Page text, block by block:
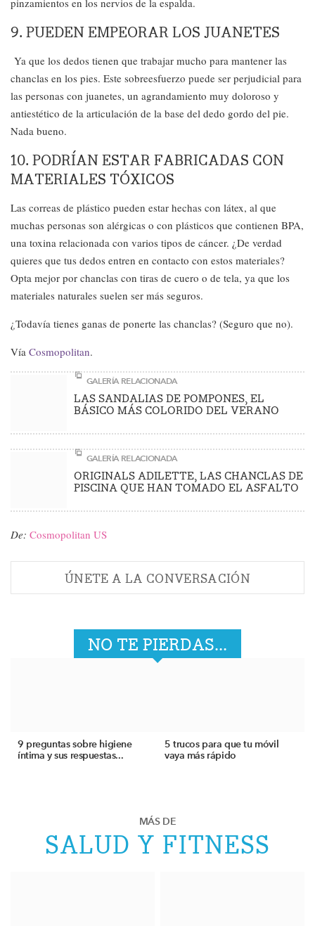
pinzamientos en los nervios de la espalda.
9. PUEDEN EMPEORAR LOS JUANETES
Ya que los dedos tienen que trabajar mucho para mantener las
chanclas en los pies. Este sobreesfuerzo puede ser perjudicial para
las personas con juanetes, un agrandamiento muy doloroso y
antiestético de la articulación de la base del dedo gordo del pie.
Nada bueno.
10. PODRÍAN ESTAR FABRICADAS CON
MATERIALES TÓXICOS
Las correas de plástico pueden estar hechas con látex, al que
muchas personas son alérgicas o con plásticos que contienen BPA,
una toxina relacionada con varios tipos de cáncer. ¿De verdad
quieres que tus dedos entren en contacto con estos materiales?
Opta mejor por chanclas con tiras de cuero o de tela, ya que los
materiales naturales suelen ser más seguros.
¿Todavía tienes ganas de ponerte las chanclas? (Seguro que no).
Vía Cosmopolitan.
GALERÍA RELACIONADA
LAS SANDALIAS DE POMPONES, EL
BÁSICO MÁS COLORIDO DEL VERANO
GALERÍA RELACIONADA
ORIGINALS ADILETTE, LAS CHANCLAS DE
PISCINA QUE HAN TOMADO EL ASFALTO
De: Cosmopolitan US
ÚNETE A LA CONVERSACIÓN
NO TE PIERDAS...
9 preguntas sobre higiene
íntima y sus respuestas...
5 trucos para que tu móvil
vaya más rápido
MÁS DE
SALUD Y FITNESS